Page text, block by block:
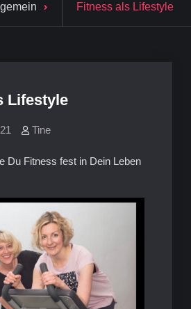
Fitness als Lifestyle
Lifestyle
Tine
Du Fitness fest in Dein Leben